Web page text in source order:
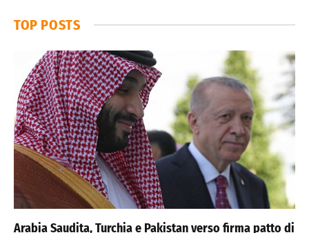
TOP POSTS
Arabia Saudita, Turchia e Pakistan verso firma patto di